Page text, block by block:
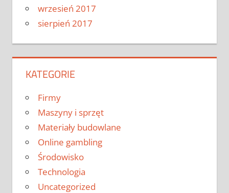
wrzesień 2017
sierpień 2017
KATEGORIE
Firmy
Maszyny i sprzęt
Materiały budowlane
Online gambling
Środowisko
Technologia
Uncategorized